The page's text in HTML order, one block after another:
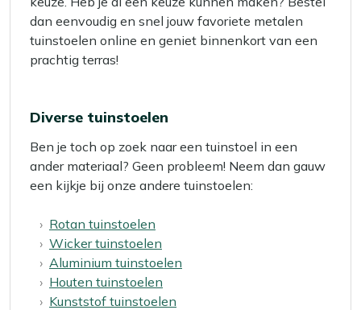
dan eenvoudig en snel jouw favoriete metalen
tuinstoelen online en geniet binnenkort van een
prachtig terras!
Diverse tuinstoelen
Ben je toch op zoek naar een tuinstoel in een
ander materiaal? Geen probleem! Neem dan gauw
een kijkje bij onze andere tuinstoelen:
Rotan tuinstoelen
Wicker tuinstoelen
Aluminium tuinstoelen
Houten tuinstoelen
Kunststof tuinstoelen